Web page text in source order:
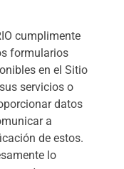
cumplimente
formularios
en el Sitio
servicios o
datos
a
de estos.
lo